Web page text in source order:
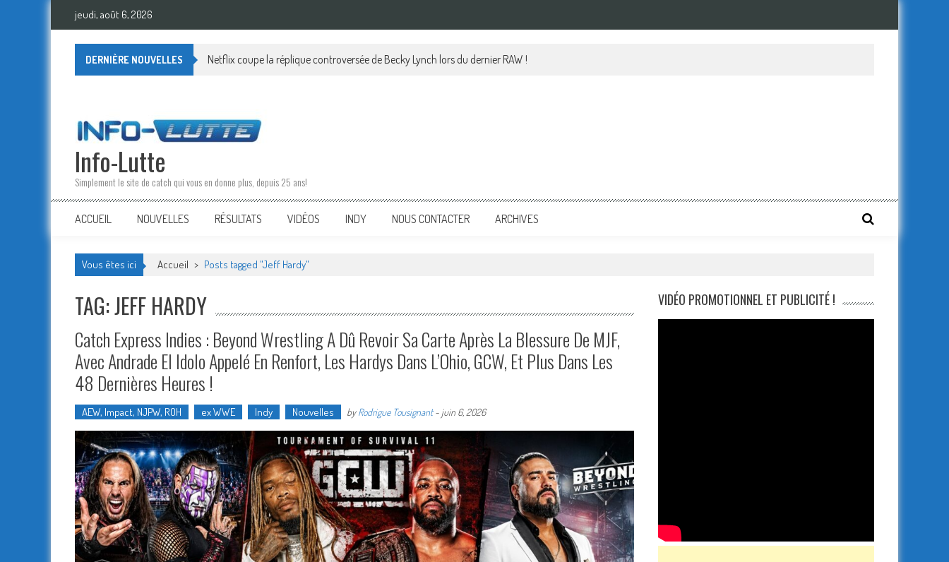
Skip
jeudi, août 6, 2026
DERNIÈRE NOUVELLES Netflix coupe la réplique controversée de Becky Lynch lors du dernier RAW !
Info-Lutte
Simplement le site de catch qui vous en donne plus, depuis 25 ans!
ACCUEIL NOUVELLES RÉSULTATS VIDÉOS INDY NOUS CONTACTER ARCHIVES
Vous êtes ici Accueil > Posts tagged "Jeff Hardy"
TAG: JEFF HARDY
Catch Express Indies : Beyond Wrestling A Dû Revoir Sa Carte Après La Blessure De MJF,
Avec Andrade El Idolo Appelé En Renfort, Les Hardys Dans L’Ohio, GCW, Et Plus Dans Les
48 Dernières Heures !
AEW, Impact, NJPW, ROH ex WWE Indy Nouvelles byRodrigue Tousignant- juin 6, 2026
VIDÉO PROMOTIONNEL ET PUBLICITÉ !